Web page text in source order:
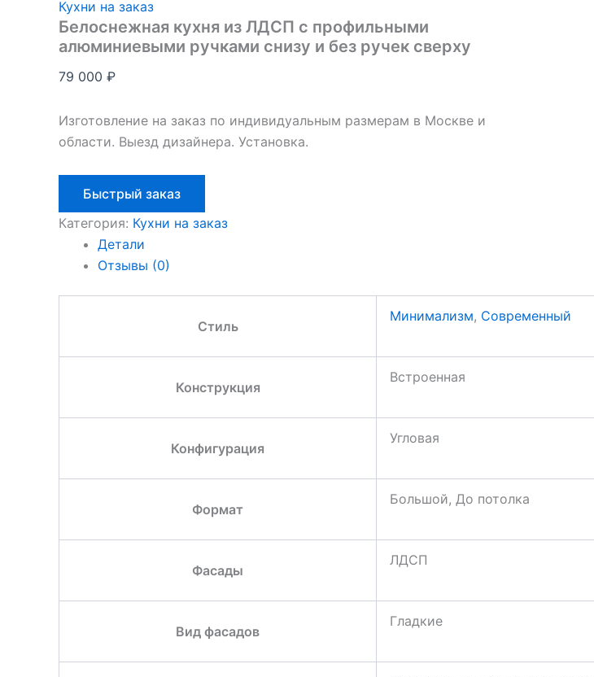
Кухни на заказ
Белоснежная кухня из ЛДСП с профильными
алюминиевыми ручками снизу и без ручек сверху
79 000 ₽
Изготовление на заказ по индивидуальным размерам в Москве и
области. Выезд дизайнера. Установка.
Быстрый заказ
Категория: Кухни на заказ
Детали
Отзывы (0)
Стиль
Минимализм, Современный
Конструкция
Встроенная
Конфигурация
Угловая
Формат
Большой, До потолка
Фасады
ЛДСП
Вид фасадов
Гладкие